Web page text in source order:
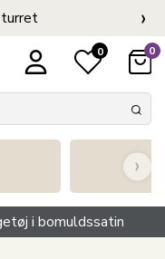
›
0 0
›
i bomuldssatin